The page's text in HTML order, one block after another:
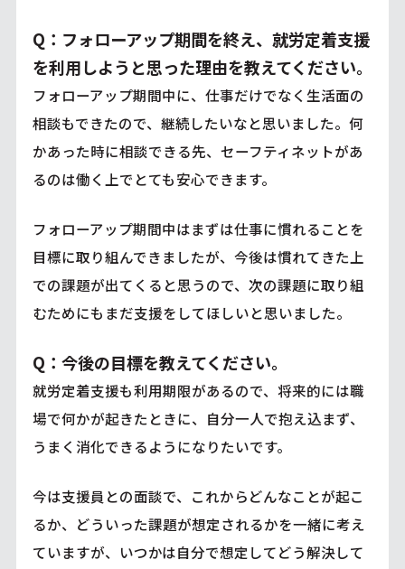
Q：フォローアップ期間を終え、就労定着支援
を利用しようと思った理由を教えてください。
フォローアップ期間中に、仕事だけでなく生活面の
相談もできたので、継続したいなと思いました。何
かあった時に相談できる先、セーフティネットがあ
るのは働く上でとても安心できます。
フォローアップ期間中はまずは仕事に慣れることを
目標に取り組んできましたが、今後は慣れてきた上
での課題が出てくると思うので、次の課題に取り組
むためにもまだ支援をしてほしいと思いました。
Q：今後の目標を教えてください。
就労定着支援も利用期限があるので、将来的には職
場で何かが起きたときに、自分一人で抱え込まず、
うまく消化できるようになりたいです。
今は支援員との面談で、これからどんなことが起こ
るか、どういった課題が想定されるかを一緒に考え
ていますが、いつかは自分で想定してどう解決して